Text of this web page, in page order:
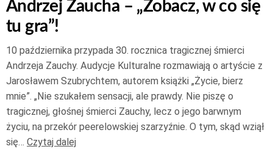
Andrzej Zaucha – „Zobacz, w co się
tu gra”!
10 października przypada 30. rocznica tragicznej śmierci
Andrzeja Zauchy. Audycje Kulturalne rozmawiają o artyście z
Jarosławem Szubrychtem, autorem książki „Życie, bierz
mnie”. „Nie szukałem sensacji, ale prawdy. Nie piszę o
tragicznej, głośnej śmierci Zauchy, lecz o jego barwnym
życiu, na przekór peerelowskiej szarzyźnie. O tym, skąd wziął
się… Czytaj dalej